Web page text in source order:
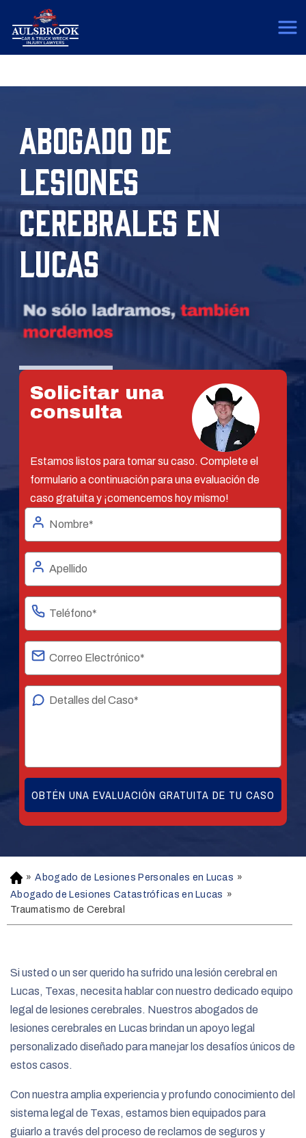
ABOGADO DE
LESIONES
CEREBRALES EN
LUCAS
Solicitar una
consulta
Estamos listos para tomar su caso. Complete el
formulario a continuación para una evaluación de
caso gratuita y ¡comencemos hoy mismo!
H
o
m
e
» Abogado de Lesiones Personales en Lucas »
Abogado de Lesiones Catastróficas en Lucas »
Traumatismo de Cerebral
Si usted o un ser querido ha sufrido una lesión cerebral en
Lucas, Texas, necesita hablar con nuestro dedicado equipo
legal de lesiones cerebrales. Nuestros abogados de
lesiones cerebrales en Lucas brindan un apoyo legal
personalizado diseñado para manejar los desafíos únicos de
estos casos.
Con nuestra amplia experiencia y profundo conocimiento del
sistema legal de Texas, estamos bien equipados para
guiarlo a través del proceso de reclamos de seguros y